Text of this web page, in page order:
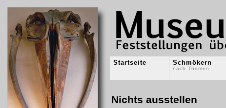
Startseite Schmökern
nach Themen
Nichts ausstellen